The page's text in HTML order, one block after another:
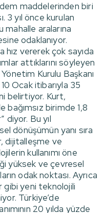
maddelerinden biri
3 yıl önce kurulan
aralarına
odaklanıyor.
hız vererek çok sayıda
attıklarını söyleyen
Kurulu Başkanı
Ocak itibarıyla 35
belirtiyor. Kurt,
bağımsız birimde 1,8
diyor. Bu yıl
dönüşümün yanı sıra
dijitalleşme ve
kullanımı öne
yüksek ve çevresel
odak noktası. Ayrıca
gibi yeni teknolojili
Türkiye’de
20 yılda yüzde